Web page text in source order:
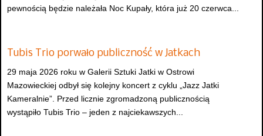
pewnością będzie należała Noc Kupały, która już 20 czerwca...
Tubis Trio porwało publiczność w Jatkach
29 maja 2026 roku w Galerii Sztuki Jatki w Ostrowi
Mazowieckiej odbył się kolejny koncert z cyklu „Jazz Jatki
Kameralnie”. Przed licznie zgromadzoną publicznością
wystąpiło Tubis Trio – jeden z najciekawszych...